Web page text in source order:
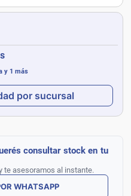
y 1 más
por sucursal
consultar stock en tu
te asesoramos al instante.
WHATSAPP